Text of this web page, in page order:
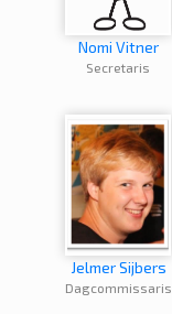
Nomi Vitner
Secretaris
Jelmer Sijbers
Dagcommissaris